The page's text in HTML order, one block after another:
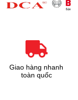
Giao hàng nhanh
toàn quốc